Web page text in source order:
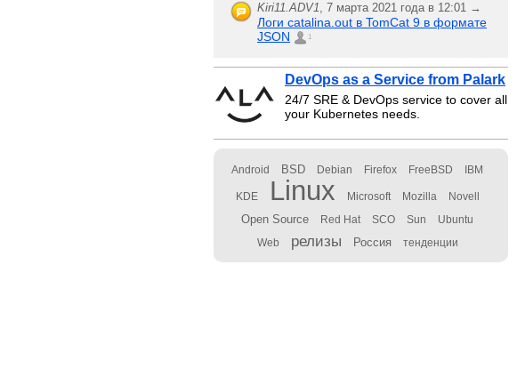
Kiri11.ADV1, 7 марта 2021 года в 12:01 →
Логи catalina.out в TomCat 9 в формате
JSON
1
DevOps as a Service from Palark
24/7 SRE & DevOps service to cover all
your Kubernetes needs.
Android BSD Debian Firefox FreeBSD IBM
KDE Linux Microsoft Mozilla Novell
Open Source Red Hat SCO Sun Ubuntu
Web релизы Россия тенденции